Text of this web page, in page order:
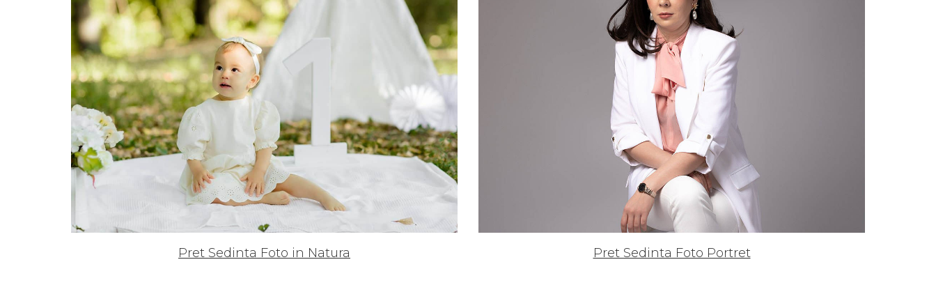
Pret Sedinta Foto in Natura Pret Sedinta Foto Portret